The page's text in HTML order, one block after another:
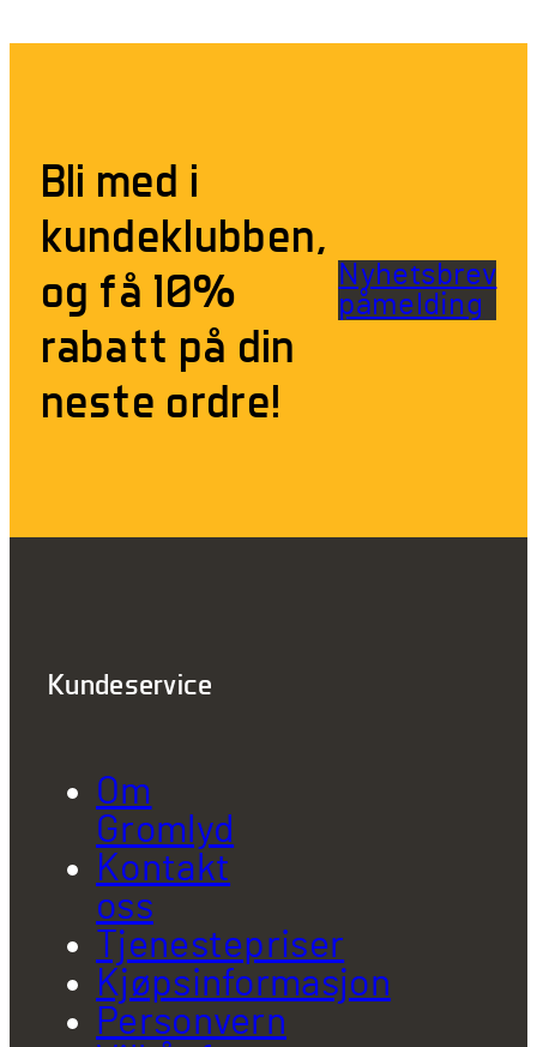
Bli med i
kundeklubben,
og få 10%
rabatt på din
neste ordre!
Nyhetsbrev
påmelding
Kundeservice
Om
Gromlyd
Kontakt
oss
Tjenestepriser
Kjøpsinformasjon
Personvern